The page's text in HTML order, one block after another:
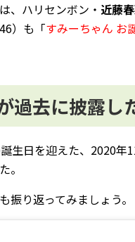
、ハリセンボン・ 近藤
）も「すみーちゃん お
過去に披露し
生日を迎えた、2020
。
振り返ってみましょう。